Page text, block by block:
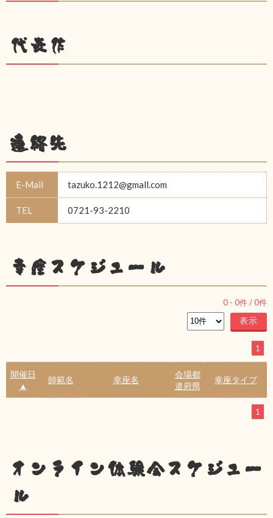
代表作
連絡先
E-Mail tazuko.1212@gmall.com
TEL 0721-93-2210
幸座スケジュール
0 - 0件 /0件
1
開催日
▲
師範名 幸座名
会場都
道府県
幸座タイプ
1
オンライン体験会スケジュー
ル